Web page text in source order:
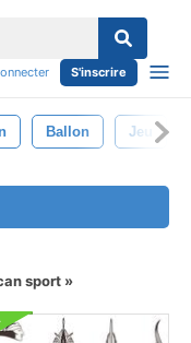
S'inscrire
Ballon Jeu
sport